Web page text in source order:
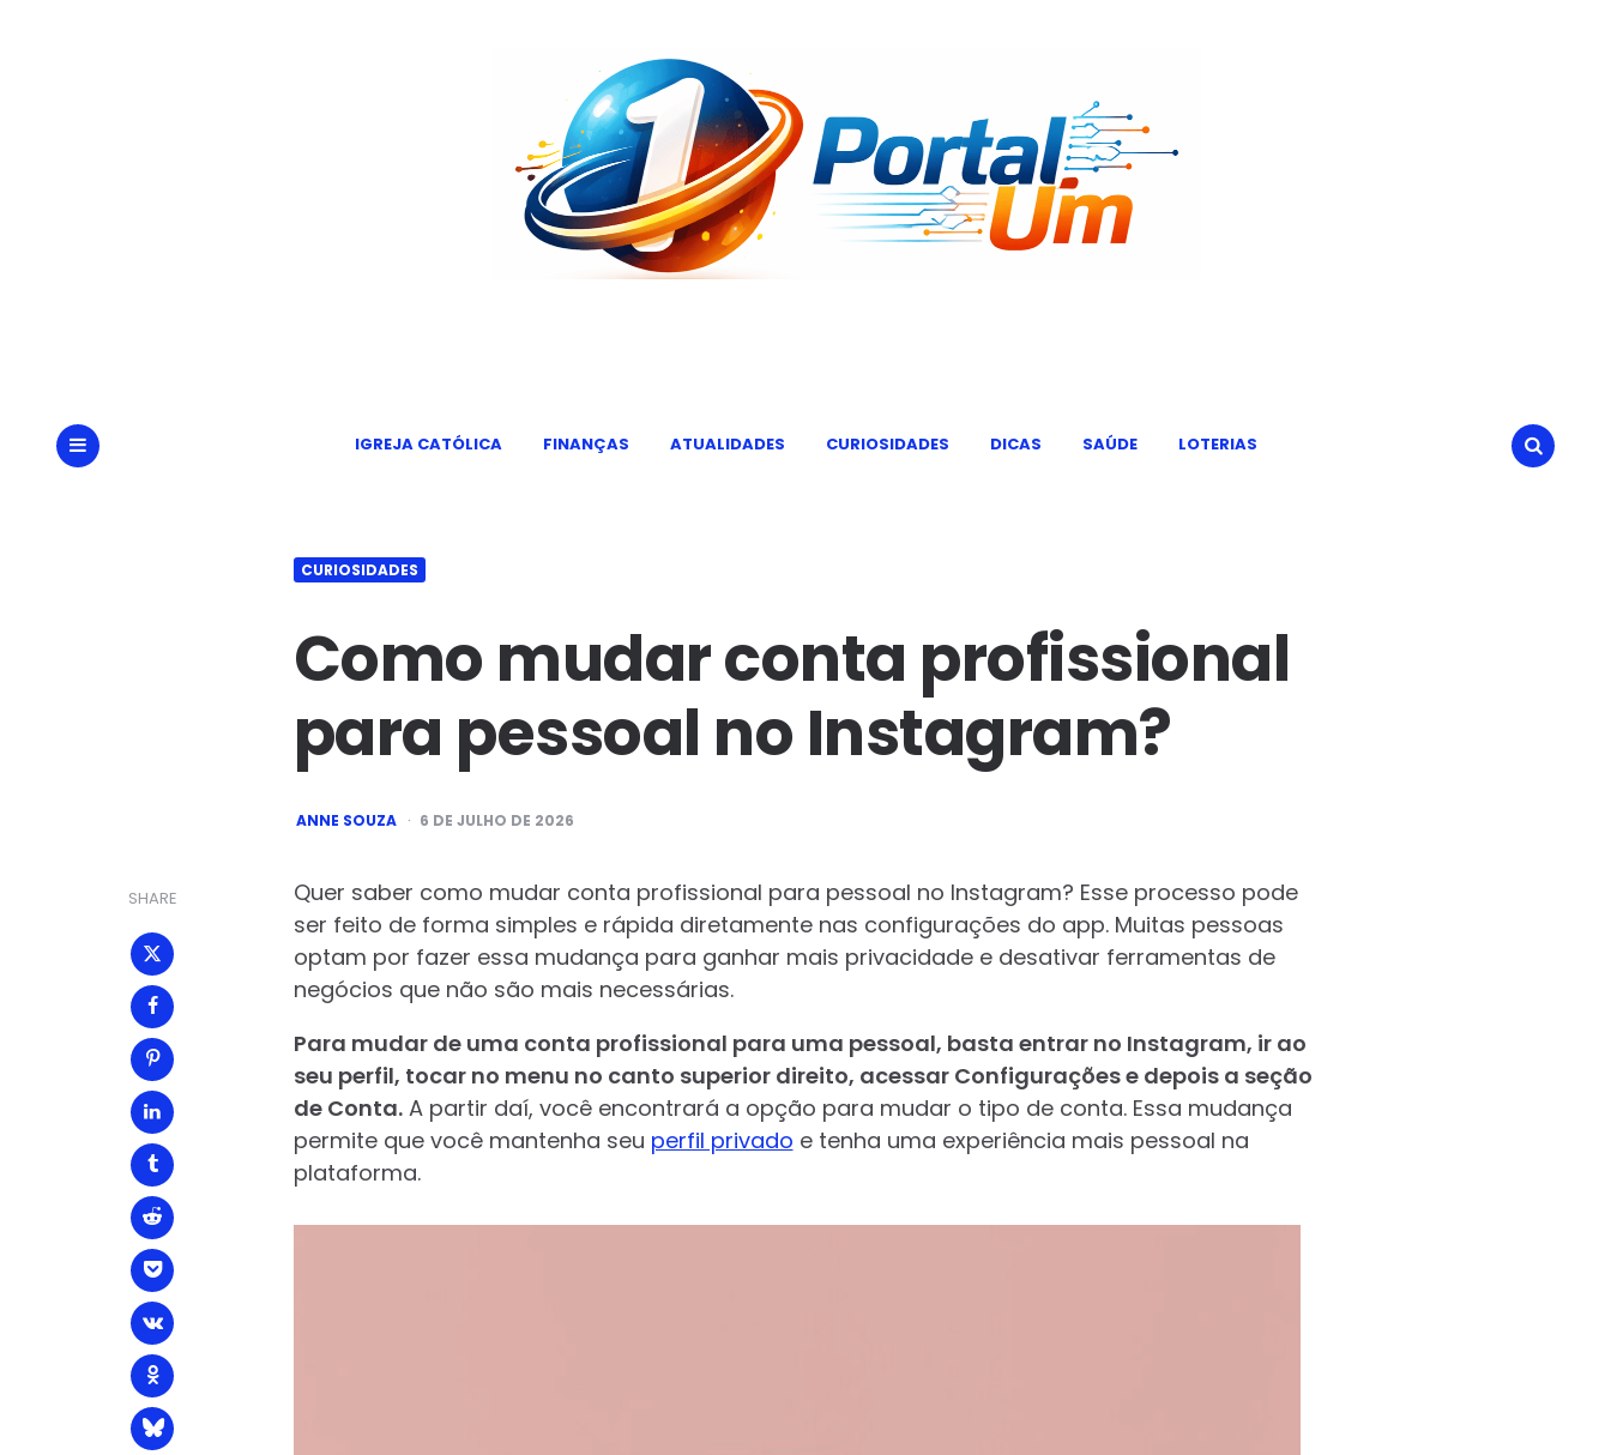
IGREJA CATÓLICA FINANÇAS ATUALIDADES CURIOSIDADES DICAS SAÚDE
LOTERIAS
CURIOSIDADES
Como mudar conta profissional
para pessoal no Instagram?
POSTED
BY
ANNE SOUZA 6 DE JULHO DE 2026
SHARE
Quer saber como mudar conta profissional para pessoal no Instagram? Esse processo pode
ser feito de forma simples e rápida diretamente nas configurações do app. Muitas pessoas
optam por fazer essa mudança para ganhar mais privacidade e desativar ferramentas de
negócios que não são mais necessárias.
Para mudar de uma conta profissional para uma pessoal, basta entrar no Instagram, ir ao
seu perfil, tocar no menu no canto superior direito, acessar Configurações e depois a seção
de Conta.A partir daí, você encontrará a opção para mudar o tipo de conta. Essa mudança
permite que você mantenha seu perfil privado e tenha uma experiência mais pessoal na
plataforma.